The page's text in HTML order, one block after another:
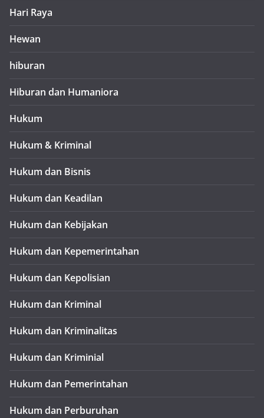
Hari Raya
Hewan
hiburan
Hiburan dan Humaniora
Hukum
Hukum & Kriminal
Hukum dan Bisnis
Hukum dan Keadilan
Hukum dan Kebijakan
Hukum dan Kepemerintahan
Hukum dan Kepolisian
Hukum dan Kriminal
Hukum dan Kriminalitas
Hukum dan Kriminial
Hukum dan Pemerintahan
Hukum dan Perburuhan